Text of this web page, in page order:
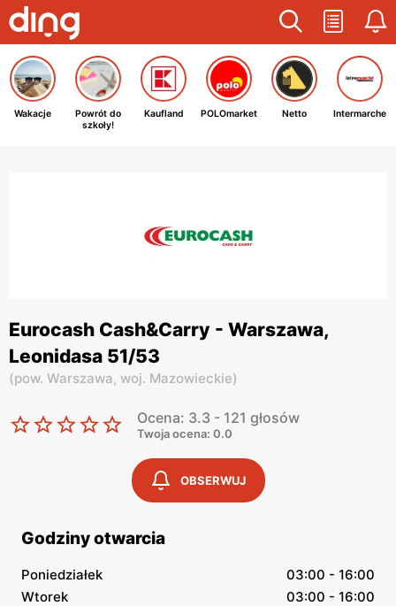
Wakacje
Powrót do
szkoły!
Kaufland POLOmarket Netto Intermarche
Eurocash Cash&Carry - Warszawa,
Leonidasa 51/53
(pow. Warszawa, woj. Mazowieckie)
Ocena: 3.3 - 121 głosów
Twoja ocena: 0.0
OBSERWUJ
Godziny otwarcia
Poniedziałek
03:00 - 16:00
Wtorek
03:00 - 16:00